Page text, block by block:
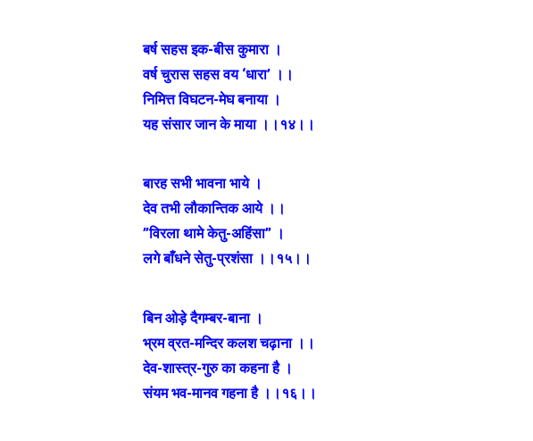
बर्ष सहस इक-बीस कुमारा ।
वर्ष चुरास सहस वय ‘धारा’ ।।
निमित्त विघटन-मेघ बनाया ।
यह संसार जान के माया ।।१४।।
बारह सभी भावना भाये ।
देव तभी लौकान्तिक आये ।।
”विरला थामे केतु-अहिंसा” ।
लगे बाँधने सेतु-प्रशंसा ।।१५।।
बिन ओड़े दैगम्बर-बाना ।
भ्रम व्रत-मन्दिर कलश चढ़ाना ।।
देव-शास्त्र-गुरु का कहना है ।
संयम भव-मानव गहना है ।।१६।।